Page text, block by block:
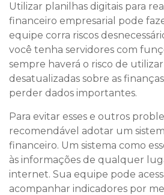
Utilizar planilhas digitais para
financeiro empresarial pode
equipe corra riscos
você tenha servidores com
sempre haverá o risco de
desatualizadas sobre as
perder dados importantes.
Para evitar esses e outros
recomendável adotar um
financeiro. Um sistema como
às informações de qualquer
internet. Sua equipe pode
acompanhar indicadores por